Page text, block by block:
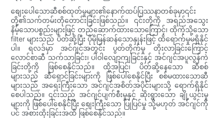
စျေးပေါသောဆီစစ်ထုတ်မှုများ၏နောက်ထပ်ပြဿနာတစ်ခုမှာ၎င်း
တို့၏သက်တမ်းတိုတောင်းခြင်းဖြစ်သည်။ ၎င်းတို့ကို အရည်အသွေး
နိမ့်သောပစ္စည်းများဖြင့် တည်ဆောက်ထားသောကြောင့်၊ ထိုကဲ့သို့သော
filter များသည် ပိတ်ဆို့ပြီး ပိုမိုမြန်ဆန်သောနှုန်းဖြင့် ထိရောက်မှုမရှိနိုင်
ပါ။ ရလဒ်မှာ အင်ဂျင်အတွင်း ပွတ်တိုက်မှု တိုးလာခြင်းကြောင့်
လောင်စာဆီ သက်သာခြင်း၊ ပါဝါလျော့ကျခြင်းနှင့် အင်ဂျင်အပူလွန်ကဲ
ခြင်းတို့ကို ဖြစ်စေနိုင်သည်။ ထို့အပြင်၊ ပိတ်ဆို့နေသော ဆီစစ်
များသည် ဆီရှောင်ခြင်းများကို ဖြစ်ပေါ်စေနိုင်ပြီး စစ်မထားသောဆီ
များသည် အရေးကြီးသော အင်ဂျင်အစိတ်အပိုင်းများသို့ ရောက်ရှိနိုင်
စေပါသည်။ ၎င်းသည် အင်ဂျင်ပျက်စီးမှုနှင့် ဆိုးရွားသော ချို့ယွင်းမှု
များကို ဖြစ်ပေါ်စေနိုင်ပြီး စျေးကြီးသော ပြုပြင်မှု သို့မဟုတ် အင်ဂျင်ကို
ပင် အစားထိုးခြင်းအထိ ဖြစ်စေနိုင်သည်။